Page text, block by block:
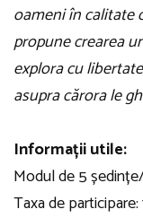
oameni în calitate
propune crearea
explora cu
asupra cărora le
Informații utile:
Modul de 5
Taxa de participare: